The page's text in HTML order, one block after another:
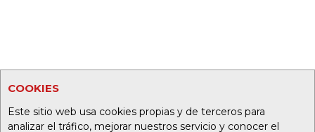
COOKIES
Este sitio web usa cookies propias y de terceros para
analizar el tráfico, mejorar nuestros servicio y conocer el